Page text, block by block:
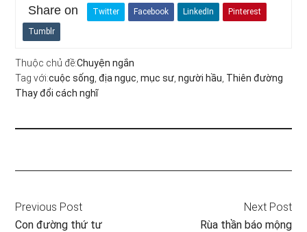
Share on Twitter Facebook LinkedIn Pinterest
Tumblr
Thuộc chủ đề:Chuyện ngắn
Tag với:cuộc sống ,địa ngục ,mục sư ,người hầu Thiên đường
Thay đổi cách nghĩ
Previous Post
Con đường thứ tư
Next Post
Rùa thần báo mộng